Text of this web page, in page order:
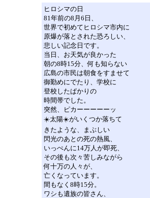
ヒロシマの日
81年前の8月6日、
世界で初めてヒロシマ市内に
原爆が落とされた恐ろしい、
悲しい記念日です。
当日、お天気が良かった
朝の8時15分、何も知らない
広島の市民は朝食をすませて
御勤めにでたり、学校に
登校したぱかりの
時間帯でした。
突然、ピカーーーーーッ
☀️太陽☀️がいくつか落ちて
きたような、まぶしい
閃光のあとの死の熱風、
いっぺんに14万人が即死、
その後も次々苦しみながら
何十万の人々が、
亡くなっています。
間もなく8時15分。
ワシも遺族の皆さん、